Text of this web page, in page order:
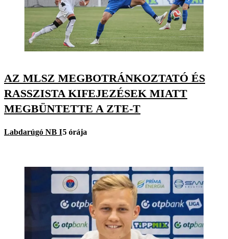
AZ MLSZ MEGBOTRÁNKOZTATÓ ÉS
RASSZISTA KIFEJEZÉSEK MIATT
MEGBÜNTETTE A ZTE-T
Labdarúgó NB I5 órája